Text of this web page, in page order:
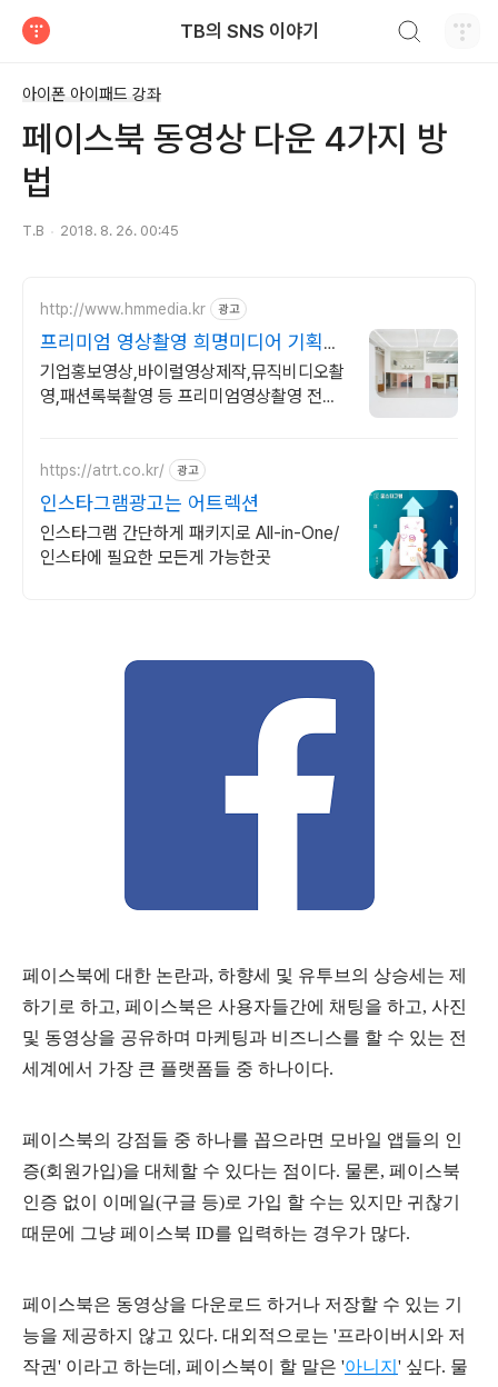
TB의 SNS 이야기
아이폰 아이패드 강좌
페이스북 동영상 다운 4가지 방
법
T.B 2018. 8. 26. 00:45
http://www.hmmedia.kr 광고
프리미엄 영상촬영 희명미디어 기획부
터 영상제작 및 편집
기업홍보영상,바이럴영상제작,뮤직비디오촬
영,패션록북촬영 등 프리미엄영상촬영 전문
https://atrt.co.kr/ 광고
인스타그램광고는 어트렉션
인스타그램 간단하게 패키지로 All-in-One/
인스타에 필요한 모든게 가능한곳
페이스북에 대한 논란과, 하향세 및 유투브의 상승세는 제
하기로 하고, 페이스북은 사용자들간에 채팅을 하고, 사진
및 동영상을 공유하며 마케팅과 비즈니스를 할 수 있는 전
세계에서 가장 큰 플랫폼들 중 하나이다.
페이스북의 강점들 중 하나를 꼽으라면 모바일 앱들의 인
증(회원가입)을 대체할 수 있다는 점이다. 물론, 페이스북
인증 없이 이메일(구글 등)로 가입 할 수는 있지만 귀찮기
때문에 그냥 페이스북 ID를 입력하는 경우가 많다.
페이스북은 동영상을 다운로드 하거나 저장할 수 있는 기
능을 제공하지 않고 있다. 대외적으로는 '프라이버시와 저
작권' 이라고 하는데, 페이스북이 할 말은 '아니지 ' 싶다. 물